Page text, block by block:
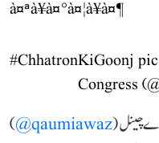
à¤ªà¥à¤°à¤¦à¥à¤¶
#ChhatronKiGoonj
چینل (qaumiawaz@
)